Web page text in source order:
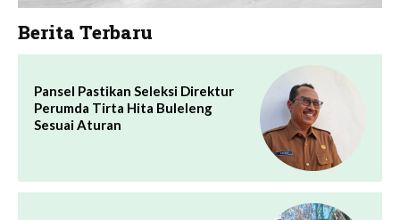
Berita Terbaru
Pansel Pastikan Seleksi Direktur
Perumda Tirta Hita Buleleng
Sesuai Aturan